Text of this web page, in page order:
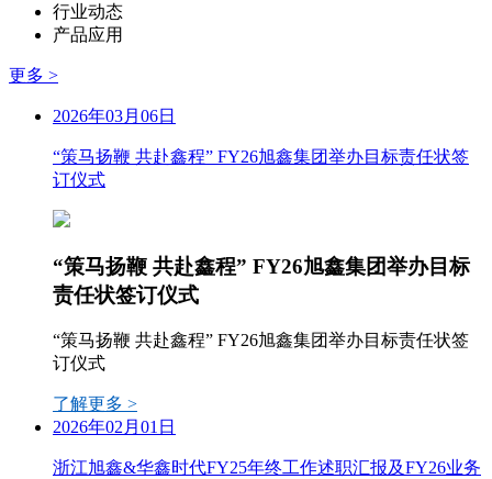
行业动态
产品应用
更多 >
2026年03月06日
“策马扬鞭 共赴鑫程” FY26旭鑫集团举办目标责任状签
订仪式
“策马扬鞭 共赴鑫程” FY26旭鑫集团举办目标
责任状签订仪式
“策马扬鞭 共赴鑫程” FY26旭鑫集团举办目标责任状签
订仪式
了解更多 >
2026年02月01日
浙江旭鑫&华鑫时代FY25年终工作述职汇报及FY26业务